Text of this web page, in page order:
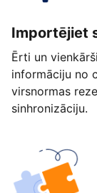
Importējiet
Ērti un
informāciju no
virsnormas
sinhronizāciju.